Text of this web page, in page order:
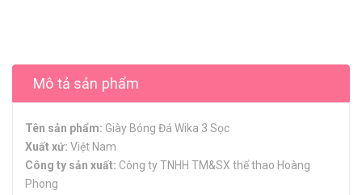
Mô tả sản phẩm
Tên sản phẩm: Giày Bóng Đá Wika 3 Sọc
Xuất xứ: Việt Nam
Công ty sản xuất: Công ty TNHH TM&SX thể thao Hoàng
Phong